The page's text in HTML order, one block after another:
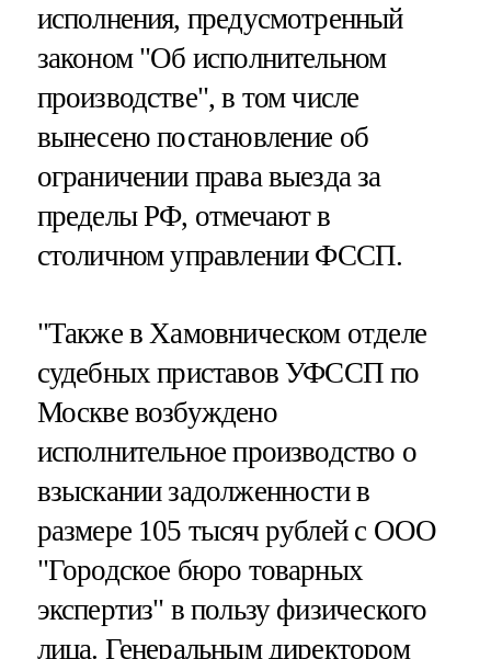
исполнения, предусмотренный
законом "Об исполнительном
производстве", в том числе
вынесено постановление об
ограничении права выезда за
пределы РФ, отмечают в
столичном управлении ФССП.
"Также в Хамовническом отделе
судебных приставов УФССП по
Москве возбуждено
исполнительное производство о
взыскании задолженности в
размере 105 тысяч рублей с ООО
"Городское бюро товарных
экспертиз" в пользу физического
лица. Генеральным директором